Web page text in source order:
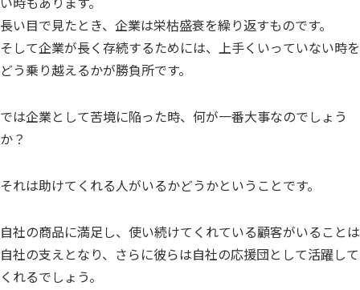
長い目で見たとき、企業は栄枯盛衰を繰り返すものです。
そして企業が長く存続するためには、上手くいっていない時を
どう乗り越えるかが勝負所です。
では企業として苦境に陥った時、何が一番大事なのでしょう
か？
それは助けてくれる人がいるかどうかということです。
自社の商品に満足し、使い続けてくれている顧客がいることは
自社の支えとなり、さらに彼らは自社の応援団として活躍して
くれるでしょう。